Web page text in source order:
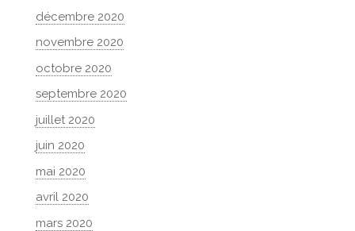
décembre 2020
novembre 2020
octobre 2020
septembre 2020
juillet 2020
juin 2020
mai 2020
avril 2020
mars 2020